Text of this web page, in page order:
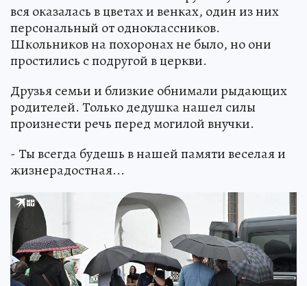
вся оказалась в цветах и венках, один из них
персональный от одноклассников.
Школьников на похоронах не было, но они
простились с подругой в церкви.
Друзья семьи и близкие обнимали рыдающих
родителей. Только дедушка нашел силы
произнести речь перед могилой внучки.
- Ты всегда будешь в нашей памяти веселая и
жизнерадостная...